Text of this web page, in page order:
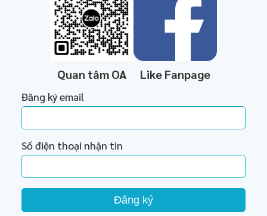
Quan tâm OA Like Fanpage
Đăng ký email
Số điện thoại nhận tin
Đăng ký